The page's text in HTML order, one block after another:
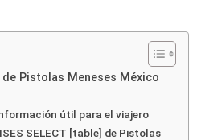
Pistolas Meneses México
útil para el viajero
SELECT [table] de Pistolas